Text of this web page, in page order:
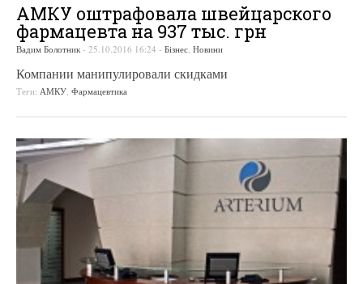
АМКУ оштрафовала швейцарского
фармацевта на 937 тыс. грн
Вадим Болотник - 25.10.2016 16:24 - Бізнес Новини
Компании манипулировали скидками
Теги: АМКУ Фармацевтика